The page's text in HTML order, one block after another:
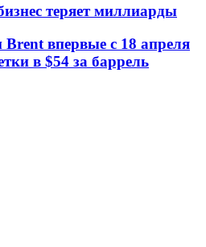
теряет миллиарды
впервые с 18 апреля
в $54 за баррель